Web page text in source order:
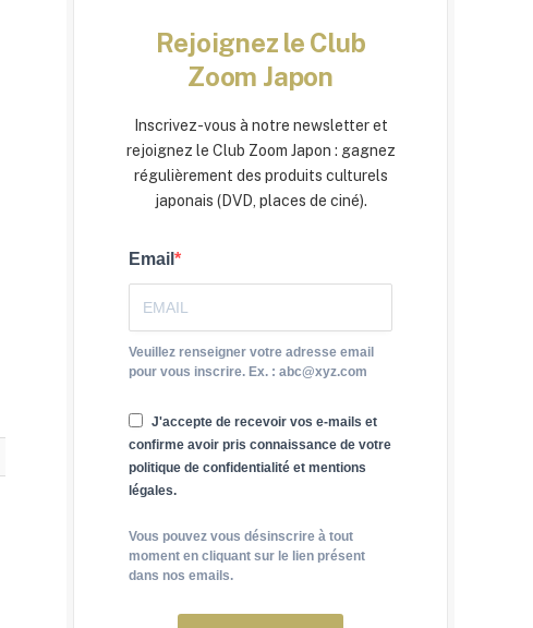
Rejoignez le Club
Zoom Japon
Inscrivez-vous à notre newsletter et
rejoignez le Club Zoom Japon : gagnez
régulièrement des produits culturels
japonais (DVD, places de ciné).
Email
Veuillez renseigner votre adresse email
pour vous inscrire. Ex. : abc@xyz.com
J'accepte de recevoir vos e-mails et
confirme avoir pris connaissance de votre
politique de confidentialité et mentions
légales.
Vous pouvez vous désinscrire à tout
moment en cliquant sur le lien présent
dans nos emails.